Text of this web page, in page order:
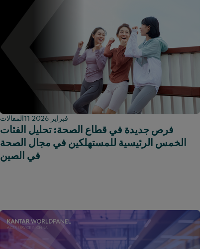
المقالات 11 فبراير 2026
فرص جديدة في قطاع الصحة: تحليل الفئات
الخمس الرئيسية للمستهلكين في مجال الصحة
في الصين